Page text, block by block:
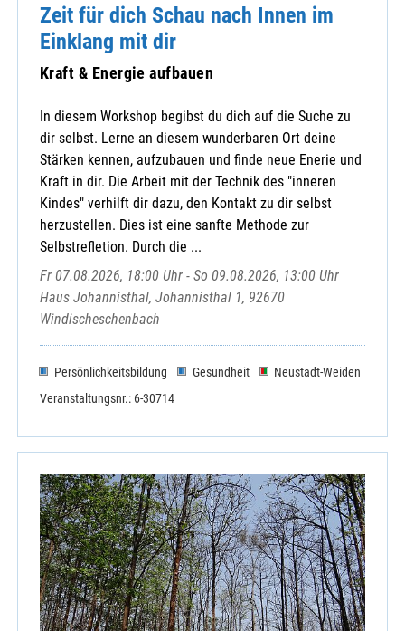
Zeit für dich Schau nach Innen im
Einklang mit dir
Kraft & Energie aufbauen
In diesem Workshop begibst du dich auf die Suche zu
dir selbst. Lerne an diesem wunderbaren Ort deine
Stärken kennen, aufzubauen und finde neue Enerie und
Kraft in dir. Die Arbeit mit der Technik des "inneren
Kindes" verhilft dir dazu, den Kontakt zu dir selbst
herzustellen. Dies ist eine sanfte Methode zur
Selbstrefletion. Durch die ...
Fr 07.08.2026, 18:00 Uhr - So 09.08.2026, 13:00 Uhr
Haus Johannisthal, Johannisthal 1, 92670
Windischeschenbach
Persönlichkeitsbildung Gesundheit
Neustadt-Weiden
Veranstaltungsnr.: 6-30714